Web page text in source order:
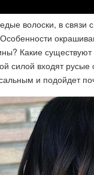
волоски, в связи
Какие
входят русые
и подойдет